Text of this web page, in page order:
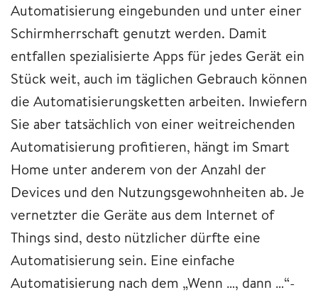
Automatisierung eingebunden und unter einer
Schirmherrschaft genutzt werden. Damit
entfallen spezialisierte Apps für jedes Gerät ein
Stück weit, auch im täglichen Gebrauch können
die Automatisierungsketten arbeiten. Inwiefern
Sie aber tatsächlich von einer weitreichenden
Automatisierung profitieren, hängt im Smart
Home unter anderem von der Anzahl der
Devices und den Nutzungsgewohnheiten ab. Je
vernetzter die Geräte aus dem Internet of
Things sind, desto nützlicher dürfte eine
Automatisierung sein. Eine einfache
Automatisierung nach dem „Wenn …, dann …“-